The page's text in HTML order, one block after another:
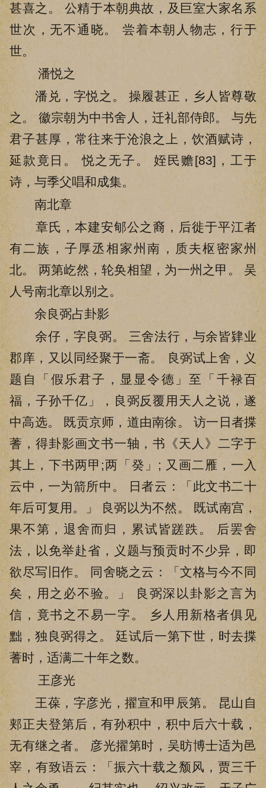
甚喜之。 公精于本朝典故，及巨室大家名系
世次，无不通晓。 尝着本朝人物志，行于
世。
潘悦之
潘兑，字悦之。 操履甚正，乡人皆尊敬
之。 徽宗朝为中书舍人，迁礼部侍郎。 与先
君子甚厚，常往来于沧浪之上，饮酒赋诗，
延款竟日。 悦之无子。 姪民赡[83]，工于
诗，与季父唱和成集。
南北章
章氏，本建安郇公之裔，后徙于平江者
有二族，子厚丞相家州南，质夫枢密家州
北。 两第屹然，轮奂相望，为一州之甲。 吴
人号南北章以别之。
余良弼占卦影
余仔，字良弼。 三舍法行，与余皆肄业
郡庠，又以同经聚于一斋。 良弼试上舍，义
题自「假乐君子，显显令德」至「千禄百
福，子孙千亿」，良弼反覆用天人之说，遂
中高选。 既贡京师，道由南徐。 访一日者揲
蓍，得卦影画文书一轴，书《天人》二字于
其上，下书两甲;两「癸」; 又画二雁，一入
云中，一为箭所中。 日者云：「此文书二十
年后可复用。」 良弼以为不然。 既试南宫，
果不第，退舍而归，累试皆蹉跌。 后罢舍
法，以免举赴省，义题与预贡时不少异，即
欲尽写旧作。 同舍晓之云：「文格与今不同
矣，用之必不验。」 良弼深以卦影之言为
信，竟书之不易一字。 乡人用新格者俱见
黜，独良弼得之。 廷试后一第下世，时去揲
蓍时，适满二十年之数。
王彦光
王葆，字彦光，擢宣和甲辰第。 昆山自
郏正夫登第后，有孙积中，积中后六十载，
无有继之者。 彦光擢第时，吴昉博士适为邑
宰，有致语云：「振六十载之颓风，贾三千